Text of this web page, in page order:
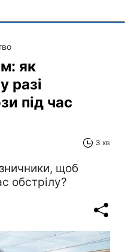
як
разі
під час
3 хв
щоб
обстрілу?